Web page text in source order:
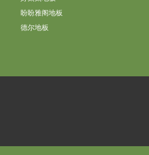
盼盼雅阁地板
德尔地板